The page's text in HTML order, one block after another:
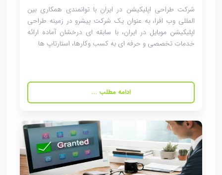
شرکت طراحی اپلیکیشن در ایران با توانمندی همکاری بین
المللی وب افرا، به عنوان یک شرکت پیشرو در زمینه طراحی
اپلیکیشن موبایل در ایران، با سابقه ای درخشان آماده ارائه
خدمات تخصصی و حرفه ای به کسب وکارها، استارتاپ ها
ادامه مطلب ...